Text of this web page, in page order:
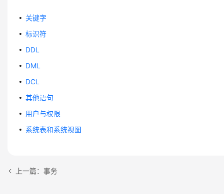
关键字
标识符
DDL
DML
DCL
其他语句
用户与权限
系统表和系统视图
上一篇：事务